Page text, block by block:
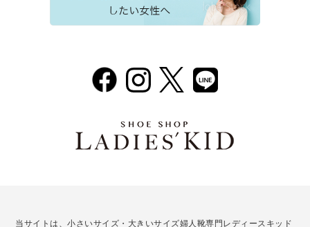
当サイトは、小さいサイズ・大きいサイズ婦人靴専門レディースキッド